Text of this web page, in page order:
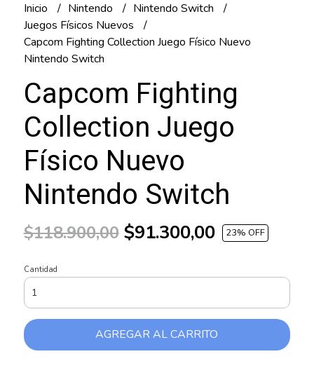
Inicio Nintendo
Nintendo Switch
Juegos Físicos Nuevos
Capcom Fighting Collection Juego Físico Nuevo
Nintendo Switch
Capcom Fighting
Collection Juego
Físico Nuevo
Nintendo Switch
$118.900,00$91.300,00 23% OFF
Cantidad
AGREGAR AL CARRITO